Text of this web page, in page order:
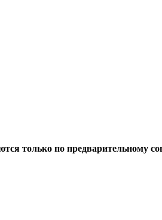
только по предварительному